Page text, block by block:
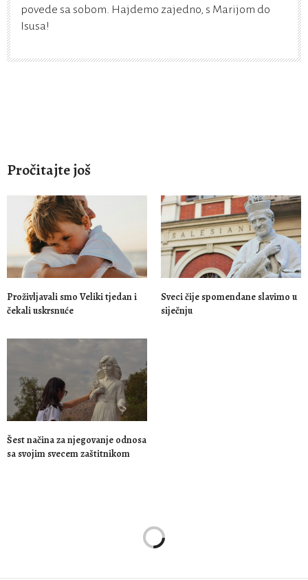
povede sa sobom. Hajdemo zajedno, s Marijom do
Isusa!
Pročitajte još
Proživljavali smo Veliki tjedan i
čekali uskrsnuće
Sveci čije spomendane slavimo u
siječnju
Šest načina za njegovanje odnosa
sa svojim svecem zaštitnikom